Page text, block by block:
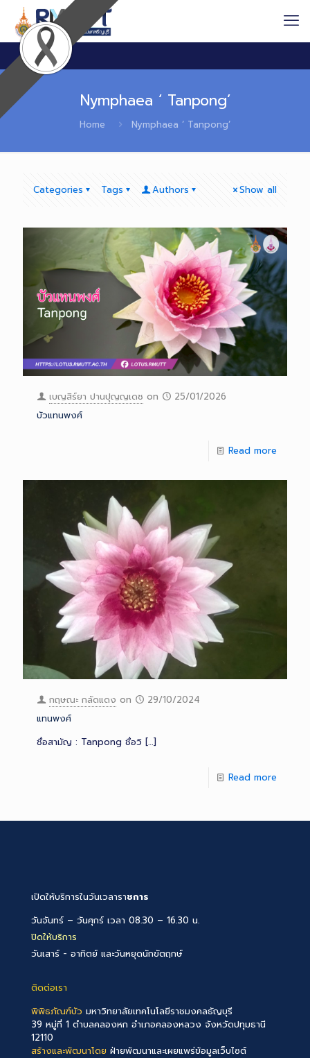
Nymphaea ‘ Tanpong’
Home Nymphaea ‘ Tanpong’
Categories Tags Authors Show all
เบญสิร์ยา ปานปุญญเดช on
25/01/2026
บัวแทนพงศ์
Read more
กฤษณะ กลัดแดง on
29/10/2024
แทนพงศ์
ชื่อสามัญ : Tanpong ชื่อวิ […]
Read more
เปิดให้บริการในวันเวลาราชการ
วันจันทร์ – วันศุกร์ เวลา 08.30 – 16.30 น.
ปิดให้บริการ
วันเสาร์ - อาทิตย์ และวันหยุดนักขัตฤกษ์
ติดต่อเรา
พิพิธภัณฑ์บัว มหาวิทยาลัยเทคโนโลยีราชมงคลธัญบุรี
39 หมู่ที่ 1 ตำบลคลองหก อำเภอคลองหลวง จังหวัดปทุมธานี
12110
สร้างและพัฒนาโดย ฝ่ายพัฒนาและเผยแพร่ข้อมูลเว็บไซต์